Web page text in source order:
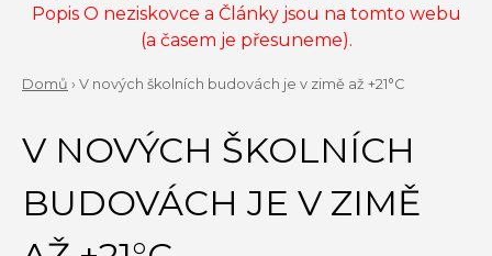
Popis O neziskovce a Články jsou na tomto webu
(a časem je přesuneme).
ARE
HERE
Domů › V nových školních budovách je v zimě až +21°C
to
top
V NOVÝCH ŠKOLNÍCH
BUDOVÁCH JE V ZIMĚ